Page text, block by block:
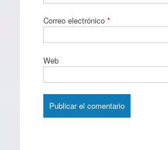
Correo electrónico *
Web